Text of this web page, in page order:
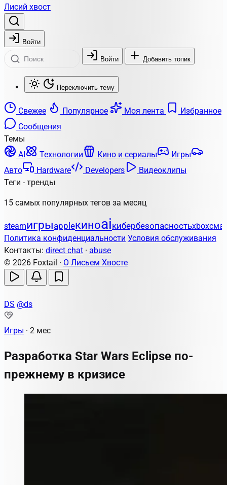
Лисий хвост
Войти
Войти Добавить топик
Переключить тему
Свежее Популярное Моя лента
Избранное
Сообщения
Темы
AI
Технологии Кино и сериалы
Игры
Авто
Hardware Developers
Видеоклипы
Теги - тренды
15 самых популярных тегов за месяц
steamигрыappleкиноaiкибербезопасностьxbox
Политика конфиденциальности Условия обслуживания
Контакты: direct chat · abuse
© 2026 Foxtail · О Лисьем Хвосте
DS @ds
Игры · 2 мес
Разработка Star Wars Eclipse по-
прежнему в кризисе